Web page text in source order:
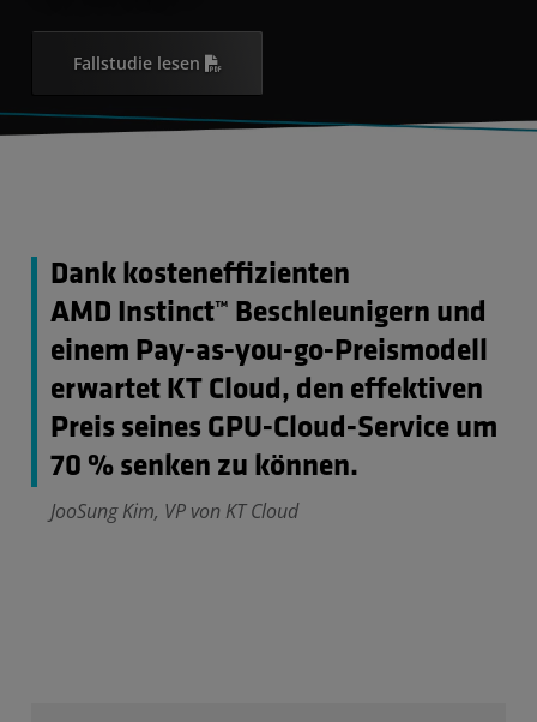
Fallstudie lesen
Dank kosteneffizienten
AMD Instinct™ Beschleunigern und
einem Pay-as-you-go-Preismodell
erwartet KT Cloud, den effektiven
Preis seines GPU-Cloud-Service um
70 % senken zu können.
JooSung Kim, VP von KT Cloud